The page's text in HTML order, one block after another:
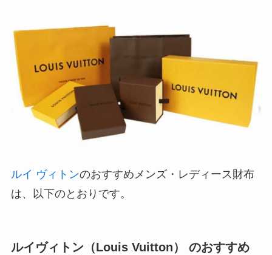
ルイ ヴィトンのおすすめメンズ・レディース財布
は、以下のとおりです。
ルイヴィトン（Louis Vuitton） のおすすめ